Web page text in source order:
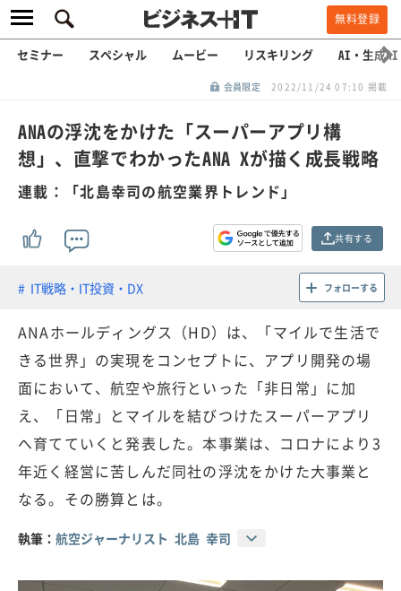
無料登録
セミナー スペシャル ムービー リスキリング AI・生成AI
会員限定 2022/11/24 07:10 掲載
ANAの浮沈をかけた「スーパーアプリ構
想」、直撃でわかったANA Xが描く成長戦略
連載：「北島幸司の航空業界トレンド」
共有する
IT戦略・IT投資・DX フォローする
ANAホールディングス（HD）は、「マイルで生活で
きる世界」の実現をコンセプトに、アプリ開発の場
面において、航空や旅行といった「非日常」に加
え、「日常」とマイルを結びつけたスーパーアプリ
へ育てていくと発表した。本事業は、コロナにより3
年近く経営に苦しんだ同社の浮沈をかけた大事業と
なる。その勝算とは。
執筆： 航空ジャーナリスト 北島 幸司